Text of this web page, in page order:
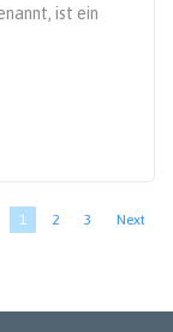
ist ein
Aktuelle
Seite
1 Seite
2 Seite
3
Nächste
Next